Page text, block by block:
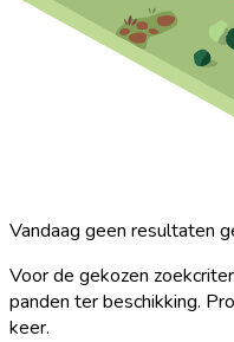
Vandaag geen resultaten
Voor de gekozen
panden ter beschikking.
keer.